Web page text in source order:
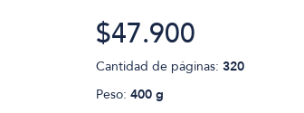
$47.900
Cantidad de páginas: 320
Peso: 400 g